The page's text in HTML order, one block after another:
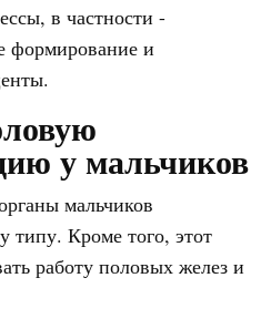
в частности -
формирование и
у мальчиков
мальчиков
типу. Кроме того, этот
работу половых желез и